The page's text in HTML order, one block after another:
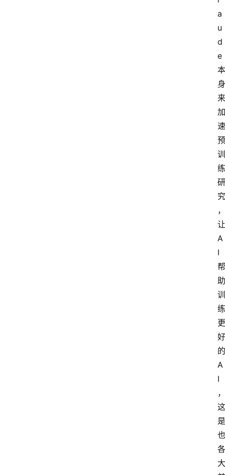
a
u
d
e
本
身
来
加
速
预
训
练
研
究
，
让
A
I
帮
助
训
练
更
好
的
A
I
，
这
是
也
各
大